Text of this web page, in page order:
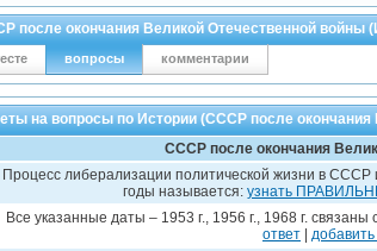
после окончания Великой Отечественной войны
вопросы комментарии
на вопросы по Истории (СССР после окончания
СССР после окончания
Процесс либерализации политической жизни в СССР
годы называется: узнать
Все указанные даты – 1953 г., 1956 г., 1968 г.
ответ